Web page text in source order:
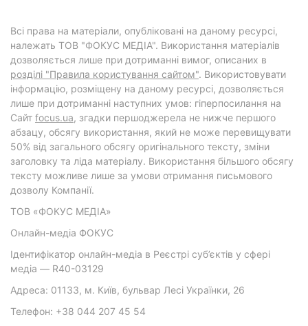
Всі права на матеріали, опубліковані на даному ресурсі,
належать ТОВ "ФОКУС МЕДІА". Використання матеріалів
дозволяється лише при дотриманні вимог, описаних в
розділі "Правила користування сайтом". Використовувати
інформацію, розміщену на даному ресурсі, дозволяється
лише при дотриманні наступних умов: гіперпосилання на
Cайт focus.ua, згадки першоджерела не нижче першого
абзацу, обсягу використання, який не може перевищувати
50% від загального обсягу оригінального тексту, зміни
заголовку та ліда матеріалу. Використання більшого обсягу
тексту можливе лише за умови отримання письмового
дозволу Компанії.
ТОВ «ФОКУС МЕДІА»
Онлайн-медіа ФОКУС
Ідентифікатор онлайн-медіа в Реєстрі суб’єктів у сфері
медіа — R40-03129
Адреса: 01133, м. Київ, бульвар Лесі Українки, 26
Телефон: +38 044 207 45 54